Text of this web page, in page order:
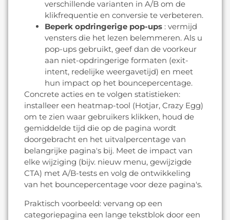
verschillende varianten in A/B om de
klikfrequentie en conversie te verbeteren.
Beperk opdringerige pop-ups : vermijd
vensters die het lezen belemmeren. Als u
pop-ups gebruikt, geef dan de voorkeur
aan niet-opdringerige formaten (exit-
intent, redelijke weergavetijd) en meet
hun impact op het bouncepercentage.
Concrete acties en te volgen statistieken:
installeer een heatmap-tool (Hotjar, Crazy Egg)
om te zien waar gebruikers klikken, houd de
gemiddelde tijd die op de pagina wordt
doorgebracht en het uitvalpercentage van
belangrijke pagina's bij. Meet de impact van
elke wijziging (bijv. nieuw menu, gewijzigde
CTA) met A/B-tests en volg de ontwikkeling
van het bouncepercentage voor deze pagina's.
Praktisch voorbeeld: vervang op een
categoriepagina een lange tekstblok door een